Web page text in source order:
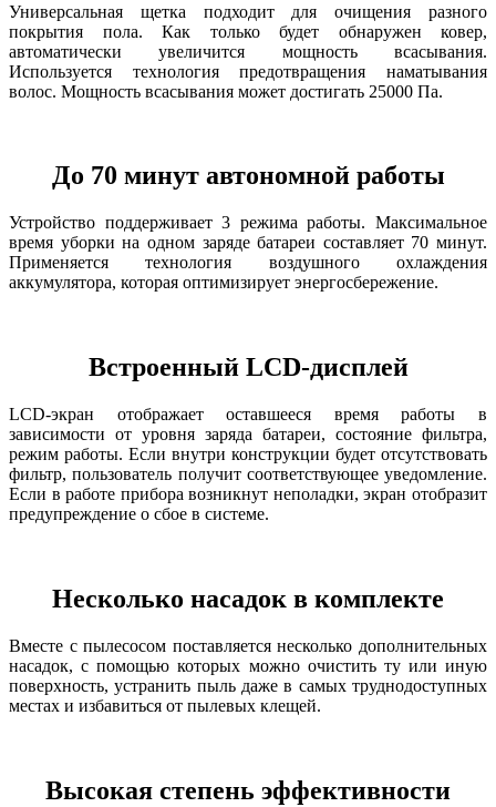
Универсальная щетка подходит для очищения разного
покрытия пола. Как только будет обнаружен ковер,
автоматически увеличится мощность всасывания.
Используется технология предотвращения наматывания
волос. Мощность всасывания может достигать 25000 Па.
До 70 минут автономной работы
Устройство поддерживает 3 режима работы. Максимальное
время уборки на одном заряде батареи составляет 70 минут.
Применяется технология воздушного охлаждения
аккумулятора, которая оптимизирует энергосбережение.
Встроенный LCD-дисплей
LCD-экран отображает оставшееся время работы в
зависимости от уровня заряда батареи, состояние фильтра,
режим работы. Если внутри конструкции будет отсутствовать
фильтр, пользователь получит соответствующее уведомление.
Если в работе прибора возникнут неполадки, экран отобразит
предупреждение о сбое в системе.
Несколько насадок в комплекте
Вместе с пылесосом поставляется несколько дополнительных
насадок, с помощью которых можно очистить ту или иную
поверхность, устранить пыль даже в самых труднодоступных
местах и избавиться от пылевых клещей.
Высокая степень эффективности